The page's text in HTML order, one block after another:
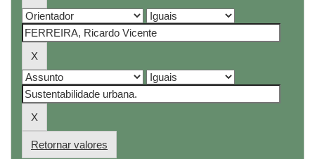
Retornar valores